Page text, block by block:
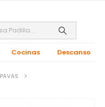
Cocinas Descanso
PAVAS